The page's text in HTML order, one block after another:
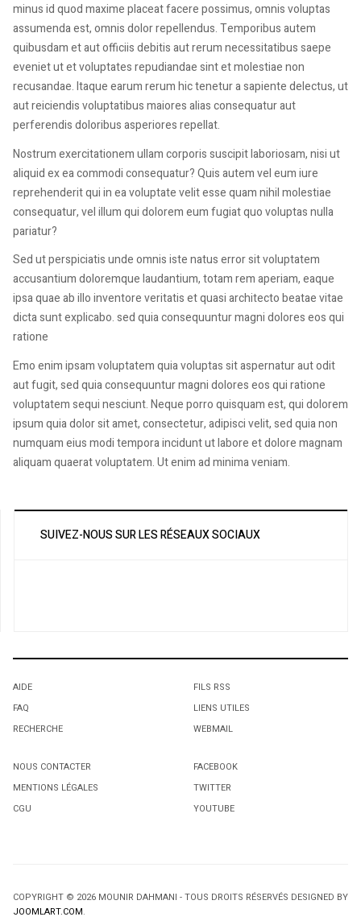
minus id quod maxime placeat facere possimus, omnis voluptas
assumenda est, omnis dolor repellendus. Temporibus autem
quibusdam et aut officiis debitis aut rerum necessitatibus saepe
eveniet ut et voluptates repudiandae sint et molestiae non
recusandae. Itaque earum rerum hic tenetur a sapiente delectus, ut
aut reiciendis voluptatibus maiores alias consequatur aut
perferendis doloribus asperiores repellat.
Nostrum exercitationem ullam corporis suscipit laboriosam, nisi ut
aliquid ex ea commodi consequatur? Quis autem vel eum iure
reprehenderit qui in ea voluptate velit esse quam nihil molestiae
consequatur, vel illum qui dolorem eum fugiat quo voluptas nulla
pariatur?
Sed ut perspiciatis unde omnis iste natus error sit voluptatem
accusantium doloremque laudantium, totam rem aperiam, eaque
ipsa quae ab illo inventore veritatis et quasi architecto beatae vitae
dicta sunt explicabo. sed quia consequuntur magni dolores eos qui
ratione
Emo enim ipsam voluptatem quia voluptas sit aspernatur aut odit
aut fugit, sed quia consequuntur magni dolores eos qui ratione
voluptatem sequi nesciunt. Neque porro quisquam est, qui dolorem
ipsum quia dolor sit amet, consectetur, adipisci velit, sed quia non
numquam eius modi tempora incidunt ut labore et dolore magnam
aliquam quaerat voluptatem. Ut enim ad minima veniam.
SUIVEZ-NOUS SUR LES RÉSEAUX SOCIAUX
AIDE
FAQ
RECHERCHE
FILS RSS
LIENS UTILES
WEBMAIL
NOUS CONTACTER
MENTIONS LÉGALES
CGU
FACEBOOK
TWITTER
YOUTUBE
COPYRIGHT © 2026 MOUNIR DAHMANI - TOUS DROITS RÉSERVÉS DESIGNED BY
JOOMLART.COM.